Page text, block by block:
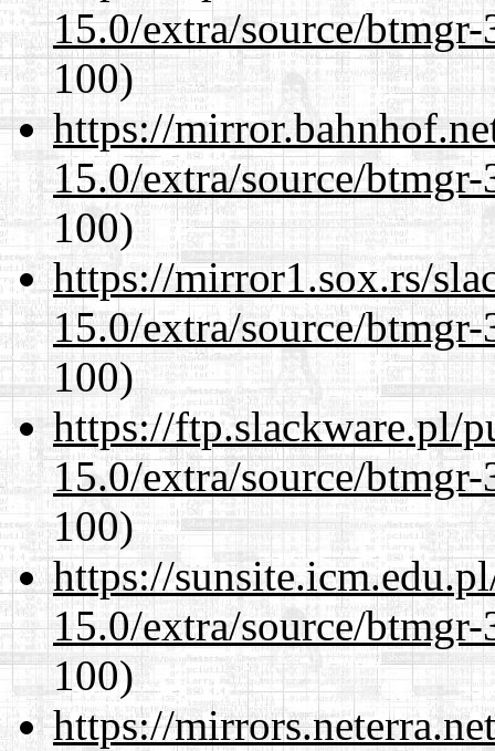
15.0/extra/source/
100)
https://
15.0/extra/source/
100)
https://mirror1.sox.rs/
15.0/extra/source/
100)
https://ftp.slackware.pl/
15.0/extra/source/
100)
https://
15.0/extra/source/
100)
https://